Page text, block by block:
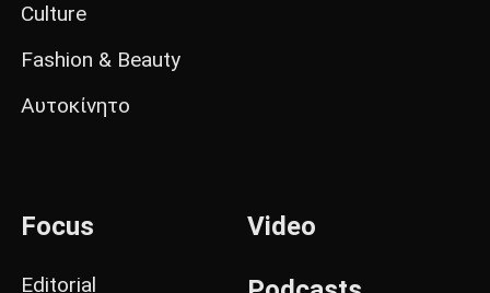
Culture
Fashion & Beauty
Αυτοκίνητο
Focus
Editorial
Video